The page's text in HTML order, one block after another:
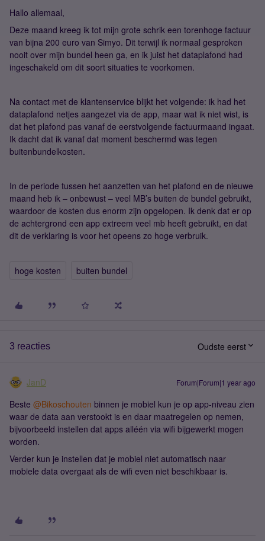
Hallo allemaal,
Deze maand kreeg ik tot mijn grote schrik een torenhoge factuur
van bijna 200 euro van Simyo. Dit terwijl ik normaal gesproken
nooit over mijn bundel heen ga, en ik juist het dataplafond had
ingeschakeld om dit soort situaties te voorkomen.
Na contact met de klantenservice blijkt het volgende: ik had het
dataplafond netjes aangezet via de app, maar wat ik niet wist, is
dat het plafond pas vanaf de eerstvolgende factuurmaand ingaat.
Ik dacht dat ik vanaf dat moment beschermd was tegen
buitenbundelkosten.
In de periode tussen het aanzetten van het plafond en de nieuwe
maand heb ik – onbewust – veel MB’s buiten de bundel gebruikt,
waardoor de kosten dus enorm zijn opgelopen. Ik denk dat er op
de achtergrond een app extreem veel mb heeft gebruikt, en dat
dit de verklaring is voor het opeens zo hoge verbruik.
hoge kosten buiten bundel
3 reacties Oudste eerst
JanD Forum|Forum|1 year ago
Beste ​ @Bikoschouten binnen je mobiel kun je op app-niveau zien
waar de data aan verstookt is en daar maatregelen op nemen,
bijvoorbeeld instellen dat apps alléén via wifi bijgewerkt mogen
worden.
Verder kun je instellen dat je mobiel niet automatisch naar
mobiele data overgaat als de wifi even niet beschikbaar is.